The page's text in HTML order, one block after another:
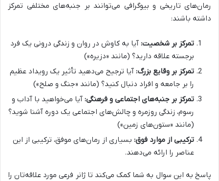
رمان‌های تاریخی و بیوگرافی می‌توانند بر جنبه‌های مختلفی تمرکز
داشته باشند:
تمرکز بر شخصیت: آیا به کاوش در روان و زندگی درونی یک فرد
برجسته علاقه دارید؟ (مانند «دزیره»)
تمرکز بر وقایع بزرگ: آیا ترجیح می‌دهید تأثیر یک رویداد عظیم
را بر جامعه و افراد دنبال کنید؟ (مانند «جنگ و صلح»)
تمرکز بر جنبه‌های اجتماعی و فرهنگی: آیا می‌خواهید با آداب و
رسوم، زندگی روزمره و چالش‌های اجتماعی یک دوره آشنا شوید؟
(مانند «ستون‌های زمین»)
ترکیبی از موارد فوق: بسیاری از رمان‌های موفق، ترکیبی از این
عناصر را ارائه می‌دهند.
پاسخ به این سوال به شما کمک می‌کند تا ژانر فرعی مورد علاقه‌تان را